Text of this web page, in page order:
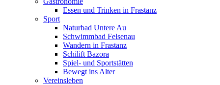
Essen und Trinken in Frastanz
Sport
Naturbad Untere Au
Schwimmbad Felsenau
Wandern in Frastanz
Schilift Bazora
Spiel- und Sportstätten
Bewegt ins Alter
Vereinsleben